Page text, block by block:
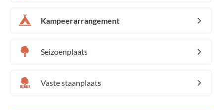
Kampeerarrangement
Seizoenplaats
Vaste staanplaats